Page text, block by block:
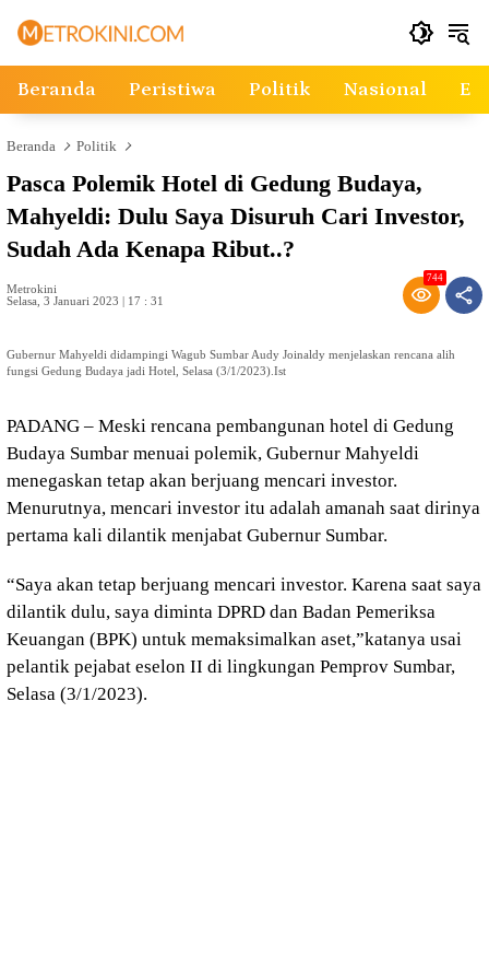
Beranda Peristiwa Politik Nasional
Beranda Politik
Pasca Polemik Hotel di Gedung Budaya,
Mahyeldi: Dulu Saya Disuruh Cari Investor,
Sudah Ada Kenapa Ribut..?
Metrokini
Selasa, 3 Januari 2023 | 17 : 31
744
Gubernur Mahyeldi didampingi Wagub Sumbar Audy Joinaldy menjelaskan rencana alih
fungsi Gedung Budaya jadi Hotel, Selasa (3/1/2023).Ist
PADANG – Meski rencana pembangunan hotel di Gedung
Budaya Sumbar menuai polemik, Gubernur Mahyeldi
menegaskan tetap akan berjuang mencari investor.
Menurutnya, mencari investor itu adalah amanah saat dirinya
pertama kali dilantik menjabat Gubernur Sumbar.
“Saya akan tetap berjuang mencari investor. Karena saat saya
dilantik dulu, saya diminta DPRD dan Badan Pemeriksa
Keuangan (BPK) untuk memaksimalkan aset,”katanya usai
pelantik pejabat eselon II di lingkungan Pemprov Sumbar,
Selasa (3/1/2023).